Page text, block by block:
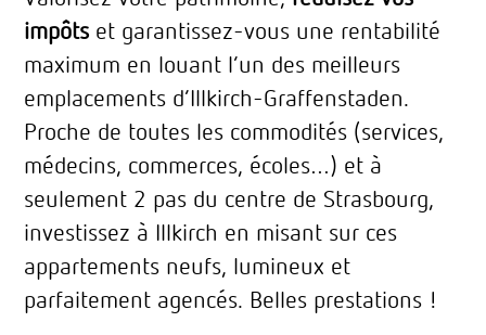
impôts et garantissez-vous une rentabilité
maximum en louant l’un des meilleurs
emplacements d’Illkirch-Graffenstaden.
Proche de toutes les commodités (services,
médecins, commerces, écoles…) et à
seulement 2 pas du centre de Strasbourg,
investissez à Illkirch en misant sur ces
appartements neufs, lumineux et
parfaitement agencés. Belles prestations !